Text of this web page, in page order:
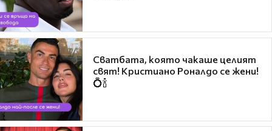
Сватбата, която чакаше целият
свят! Кристиано Роналдо се жени!
💍🍾